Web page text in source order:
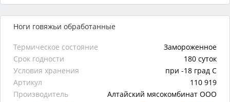
Ноги говяжьи обработанные
Термическое состояние
Замороженное
Срок годности
180 суток
Условия хранения
при -18 град С
Артикул
110 919
Производитель
Алтайский мясокомбинат ООО